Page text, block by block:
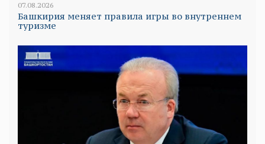
07.08.2026
Башкирия меняет правила игры во внутреннем
туризме